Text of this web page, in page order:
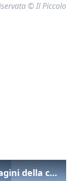
© Il Piccolo
Incendio a Gardaland: le immagini della colonna di fumo